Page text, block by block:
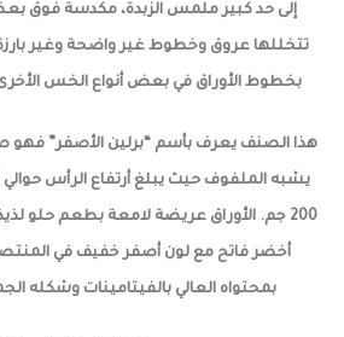
إلى حد كبير ملمس الزبدة، مكدسة فوق
تتخللها عروق وخطوط غير واضحة وغير
بخطوط الأوراق في بعض أنواع الخس
هذا الصنف يعرف بأسم “برلين الأصفر” فهو
200 جم. الأوراق عريضة لامعة بطعم حلو
أخضر فاتح مع لون أصفر خفيف في
بمحتواه العالي بالفيتامينات وشكله